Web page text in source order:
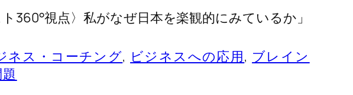
360°視点〉私がなぜ日本を楽観的にみているか」
ネス・コーチング, ビジネスへの応用, ブレイン